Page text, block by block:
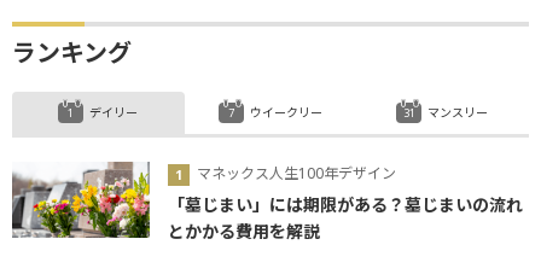
ランキング
デイリー
マネックス人生100年デザイン
「墓じまい」には期限がある？墓じまいの流れ
とかかる費用を解説
ウイークリー マンスリー